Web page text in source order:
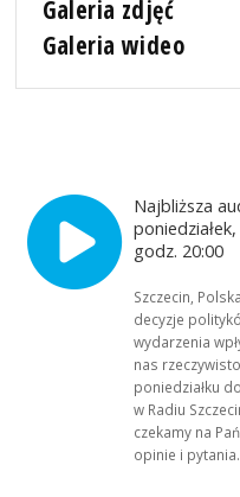
Galeria zdjęć
Galeria wideo
Najbliższa
godz. 20:00
Szczecin,
decyzje
wydarzenia
nas
poniedziałku
w Radiu
czekamy na
opinie i pytania.